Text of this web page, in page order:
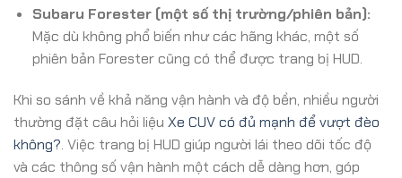
Subaru Forester (một số thị trường/phiên bản):
Mặc dù không phổ biến như các hãng khác, một số
phiên bản Forester cũng có thể được trang bị HUD.
Khi so sánh về khả năng vận hành và độ bền, nhiều người
thường đặt câu hỏi liệu Xe CUV có đủ mạnh để vượt đèo
không?. Việc trang bị HUD giúp người lái theo dõi tốc độ
và các thông số vận hành một cách dễ dàng hơn, góp